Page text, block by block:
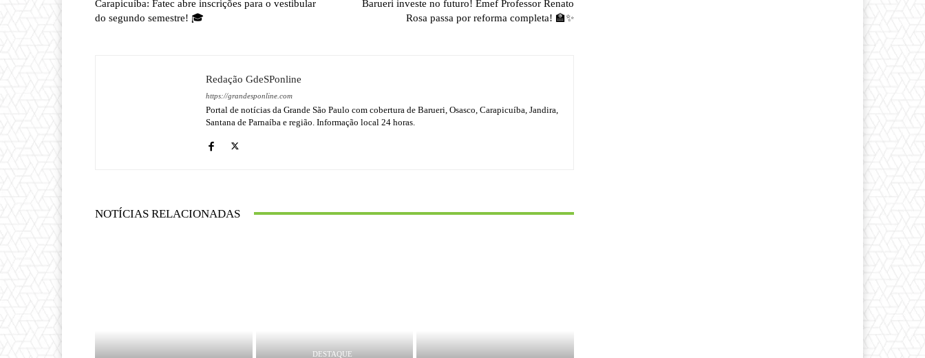
Carapicuíba: Fatec abre inscrições para o vestibular
do segundo semestre! 🎓
Barueri investe no futuro! Emef Professor Renato
Rosa passa por reforma completa! 🏫✨
Redação GdeSPonline
https://grandesponline.com
Portal de notícias da Grande São Paulo com cobertura de Barueri, Osasco, Carapicuíba, Jandira,
Santana de Parnaíba e região. Informação local 24 horas.
NOTÍCIAS RELACIONADAS
DESTAQUE